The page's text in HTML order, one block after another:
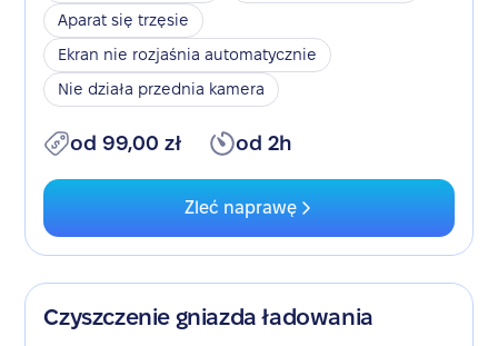
Aparat się trzęsie
Ekran nie rozjaśnia automatycznie
Nie działa przednia kamera
od 99,00 zł od 2h
Zleć naprawę
Czyszczenie gniazda ładowania